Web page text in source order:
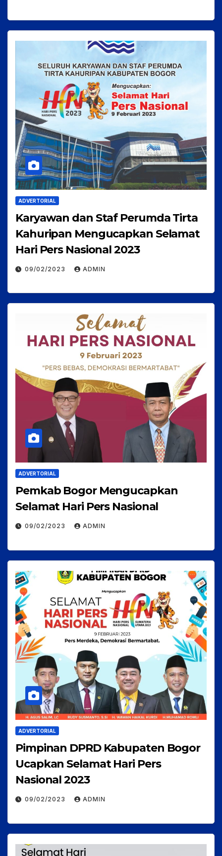
ADVERTORIAL
Karyawan dan Staf Perumda Tirta
Kahuripan Mengucapkan Selamat
Hari Pers Nasional 2023
09/02/2023 ADMIN
ADVERTORIAL
Pemkab Bogor Mengucapkan
Selamat Hari Pers Nasional
09/02/2023 ADMIN
ADVERTORIAL
Pimpinan DPRD Kabupaten Bogor
Ucapkan Selamat Hari Pers
Nasional 2023
09/02/2023 ADMIN